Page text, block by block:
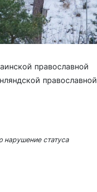
православной
православной
нарушение статуса